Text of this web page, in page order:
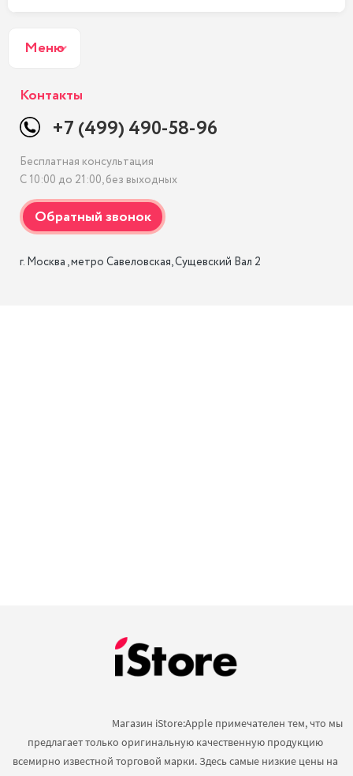
Меню
Контакты
+7 (499) 490-58-96
Бесплатная консультация
С 10:00 до 21:00, без выходных
г. Москва , метро Савеловская, Сущевский Вал 2
предлагает только оригинальную качественную продукцию
всемирно известной торговой марки. Здесь самые низкие цены на